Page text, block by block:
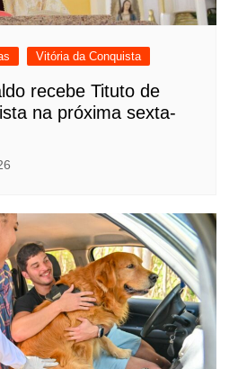
Vitória da Conquista
recebe Tituto de
na próxima sexta-